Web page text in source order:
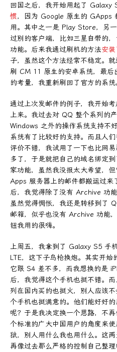
回国之后，我开始用起了 Galaxy
惯，因为 Google 原生的 GApps
用。其中之一是 Play Store，另
过别的客户端，比如三星自带的
功能。后来我通过刷机的方法安
子，虽然这个方法经常不稳定。
刷 CM 11 原生的安卓系统，最
的考量，我重新刷回了官方的系统
通过上次发邮件的例子，我开始
上来。我过去对 QQ 整个系列的
Windows 之外的操作系统支持不
系统有了比较好的支持。而且人
评价不错，我试用了一下也比网
多了，于是就把自己的域名绑定
家功能，虽然我没报太大希望，
Apps 服务器上的邮件都搬运过来
后，我觉得除了没有 Archive 功
虽然觉得惆怅，我还是转移到了
邮箱，似乎也没有 Archive 功能
钮我用的很嗨。
上周五，我拿到了 Galaxy S5 手
LTE，这下子鸟枪换炮。其实开
它跟 S4 差不多，而我想换的是
后，我觉得这个手机也挺不错。
列在国内买的也挺火，别人应该
个手机也挺满意的。他们能好好
呢？于是我决定换一个思路，不
个标准的广大中国用户的角度来
狱，别人用什么我也用什么。这
再像过去那么严格的控制自己整